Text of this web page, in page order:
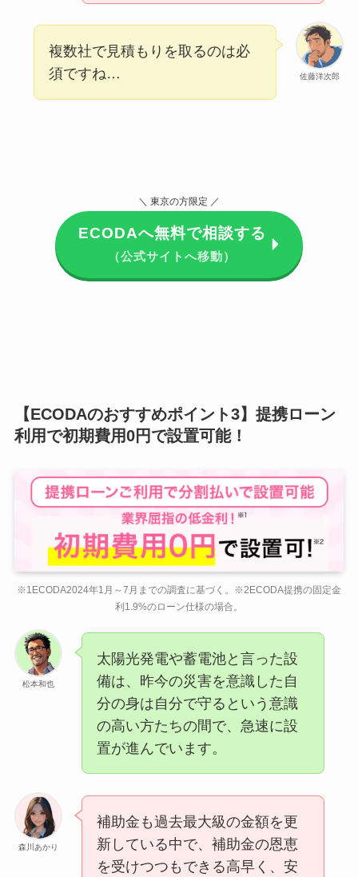
佐藤洋次郎
複数社で見積もりを取るのは必
須ですね…
＼ 東京の方限定 ／
ECODAへ無料で相談する
（公式サイトへ移動）
【ECODAのおすすめポイント3】提携ローン
利用で初期費用0円で設置可能！
※1ECODA2024年1月～7月までの調査に基づく。※2ECODA提携の固定金
利1.9%のローン仕様の場合。
松本和也
太陽光発電や蓄電池と言った設
備は、昨今の災害を意識した自
分の身は自分で守るという意識
の高い方たちの間で、急速に設
置が進んでいます。
森川あかり
補助金も過去最大級の金額を更
新している中で、補助金の恩恵
を受けつつもできる高早く、安